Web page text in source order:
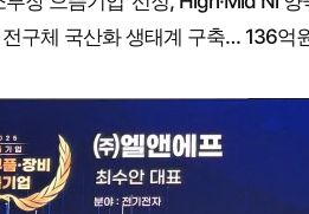
구체 국산화 생태계 구축… 136억